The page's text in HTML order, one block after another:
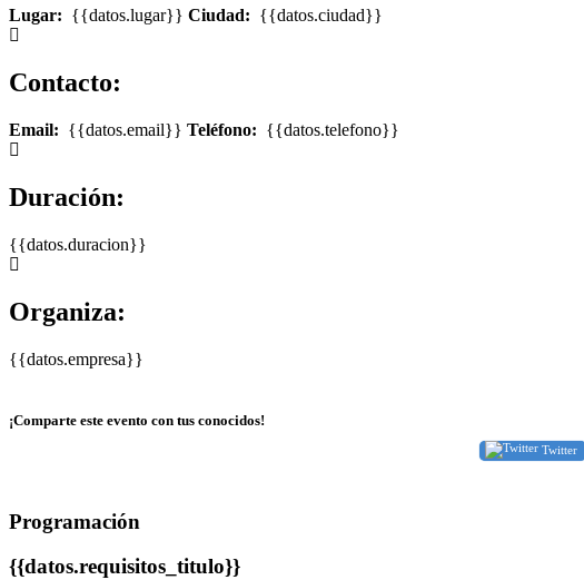
Lugar: {{datos.lugar}} Ciudad: {{datos.ciudad}}
Contacto:
Email: {{datos.email}} Teléfono: {{datos.telefono}}
Duración:
{{datos.duracion}}
Organiza:
{{datos.empresa}}
¡Comparte este evento con tus conocidos!
Twitter
Programación
{{datos.requisitos_titulo}}